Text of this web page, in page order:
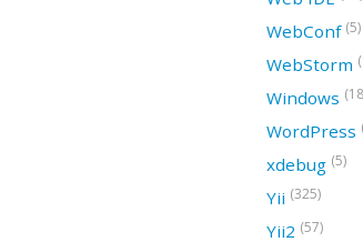
WebConf (5)
WebStorm
Windows
WordPress
xdebug (5)
Yii (325)
Yii2 (57)